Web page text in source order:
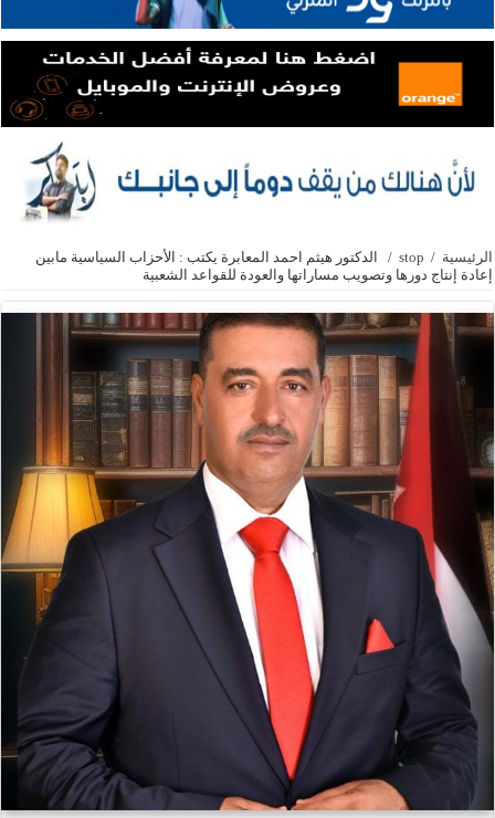
الرئيسية /
stop
/
الدكتور هيثم احمد المعابرة يكتب : الأحزاب السياسية مابين
إعادة إنتاج دورها وتصويب مساراتها والعودة للقواعد الشعبية